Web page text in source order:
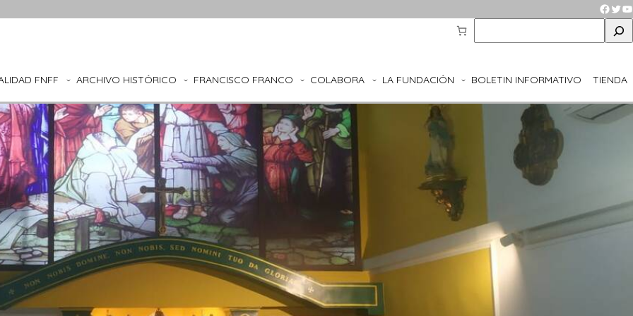
e
r
FNFF ARCHIVO HISTÓRICO FRANCISCO FRANCO COLABORA LA FUNDACIÓN BOLETIN INFORMATIVO TIENDA